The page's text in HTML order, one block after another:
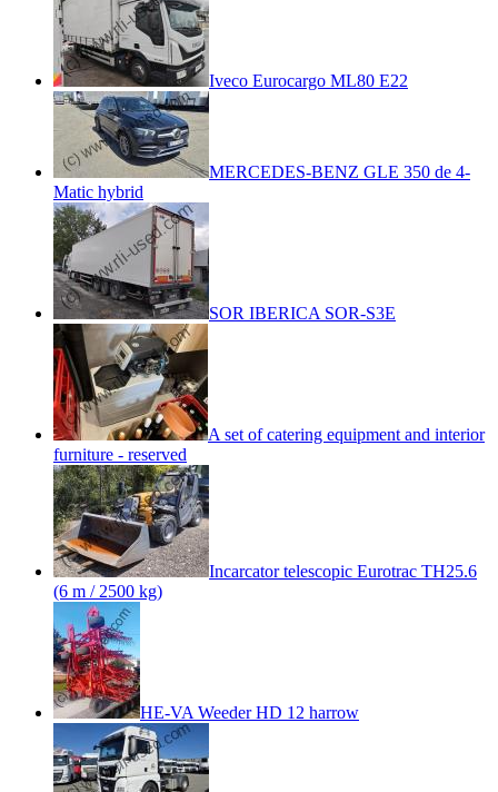
Iveco Eurocargo ML80 E22
MERCEDES-BENZ GLE 350 de 4-
Matic hybrid
SOR IBERICA SOR-S3E
A set of catering equipment and interior
furniture - reserved
Incarcator telescopic Eurotrac TH25.6
(6 m / 2500 kg)
HE-VA Weeder HD 12 harrow